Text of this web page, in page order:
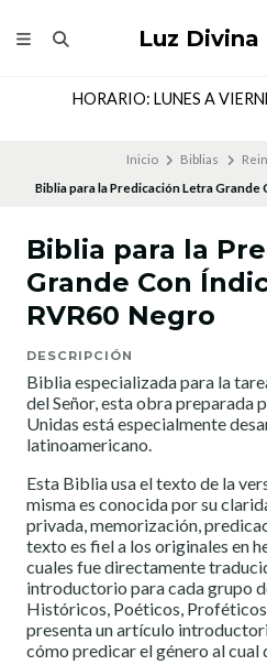
Luz
Dirección: Cochrane 143 Local
Inicio Biblias
Biblia para la Predicación Letra Grande
Biblia para la
Grande Con
RVR60 Negro
DESCRIPCIÓN
Biblia especializada para la
del Señor, esta obra preparada
Unidas está especialmente
latinoamericano.
Esta Biblia usa el texto de la
misma es conocida por su
privada, memorización,
texto es fiel a los originales en
cuales fue directamente
introductorio para cada grupo
Históricos, Poéticos,
presenta un artículo
cómo predicar el género al cual